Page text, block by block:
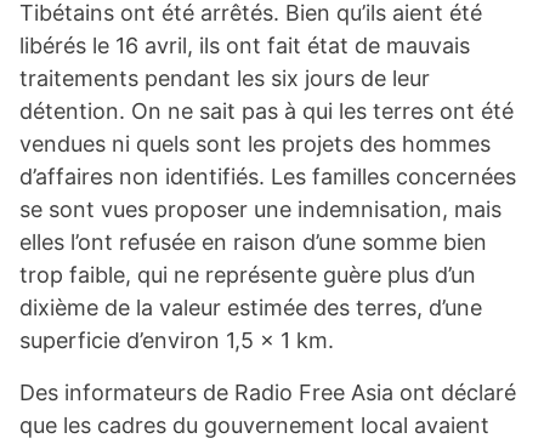
Tibétains ont été arrêtés. Bien qu’ils aient été
libérés le 16 avril, ils ont fait état de mauvais
traitements pendant les six jours de leur
détention. On ne sait pas à qui les terres ont été
vendues ni quels sont les projets des hommes
d’affaires non identifiés. Les familles concernées
se sont vues proposer une indemnisation, mais
elles l’ont refusée en raison d’une somme bien
trop faible, qui ne représente guère plus d’un
dixième de la valeur estimée des terres, d’une
superficie d’environ 1,5 x 1 km.
Des informateurs de Radio Free Asia ont déclaré
que les cadres du gouvernement local avaient